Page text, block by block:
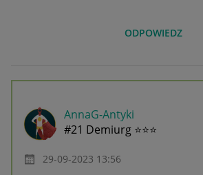
ODPOWIEDZ
AnnaG-Antyki
#21 Demiurg ⭐⭐⭐
‎29-09-2023 13:56